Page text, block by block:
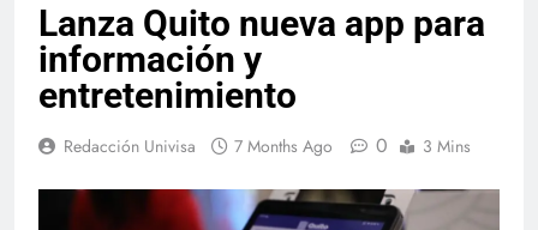
Lanza Quito nueva app para
información y
entretenimiento
Redacción Univisa 7 Months Ago 0 3 Mins